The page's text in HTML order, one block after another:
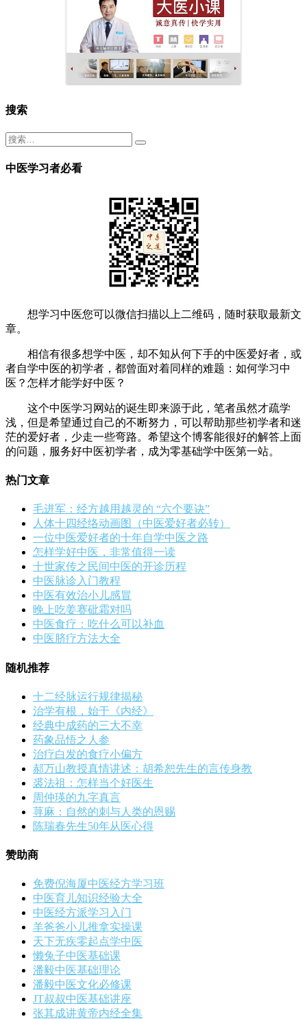
搜索
中医学习者必看
想学习中医您可以微信扫描以上二维码，随时获取最新文
章。
相信有很多想学中医，却不知从何下手的中医爱好者，或
者自学中医的初学者，都曾面对着同样的难题：如何学习中
医？怎样才能学好中医？
这个中医学习网站的诞生即来源于此，笔者虽然才疏学
浅，但是希望通过自己的不断努力，可以帮助那些初学者和迷
茫的爱好者，少走一些弯路。希望这个博客能很好的解答上面
的问题，服务好中医初学者，成为零基础学中医第一站。
热门文章
毛进军：经方越用越灵的 “六个要诀”
人体十四经络动画图（中医爱好者必转）
一位中医爱好者的十年自学中医之路
怎样学好中医，非常值得一读
十世家传之民间中医的开诊历程
中医脉诊入门教程
中医有效治小儿感冒
晚上吃姜赛砒霜对吗
中医食疗：吃什么可以补血
中医脐疗方法大全
随机推荐
十二经脉运行规律揭秘
治学有根，始于《内经》
经典中成药的三大不幸
药象品悟之人参
治疗白发的食疗小偏方
郝万山教授真情讲述：胡希恕先生的言传身教
裘法祖：怎样当个好医生
周仲瑛的九字真言
荨麻：自然的刺与人类的恩赐
陈瑞春先生50年从医心得
赞助商
免费倪海厦中医经方学习班
中医育儿知识经验大全
中医经方派学习入门
羊爸爸小儿推拿实操课
天下无疾零起点学中医
懒兔子中医基础课
潘毅中医基础理论
潘毅中医文化必修课
JT叔叔中医基础讲座
张其成讲黄帝内经全集